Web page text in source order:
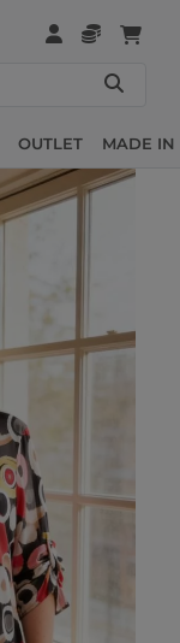
OUTLET MADE IN